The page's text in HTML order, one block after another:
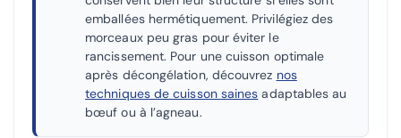
emballées hermétiquement. Privilégiez des
morceaux peu gras pour éviter le
rancissement. Pour une cuisson optimale
après décongélation, découvrez nos
techniques de cuisson saines adaptables au
bœuf ou à l’agneau.